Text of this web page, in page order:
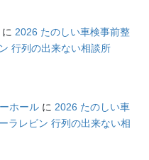
に 2026 たのしい車検事前整
行列の出来ない相談所
ホール に 2026 たのしい車
ラレビン 行列の出来ない相